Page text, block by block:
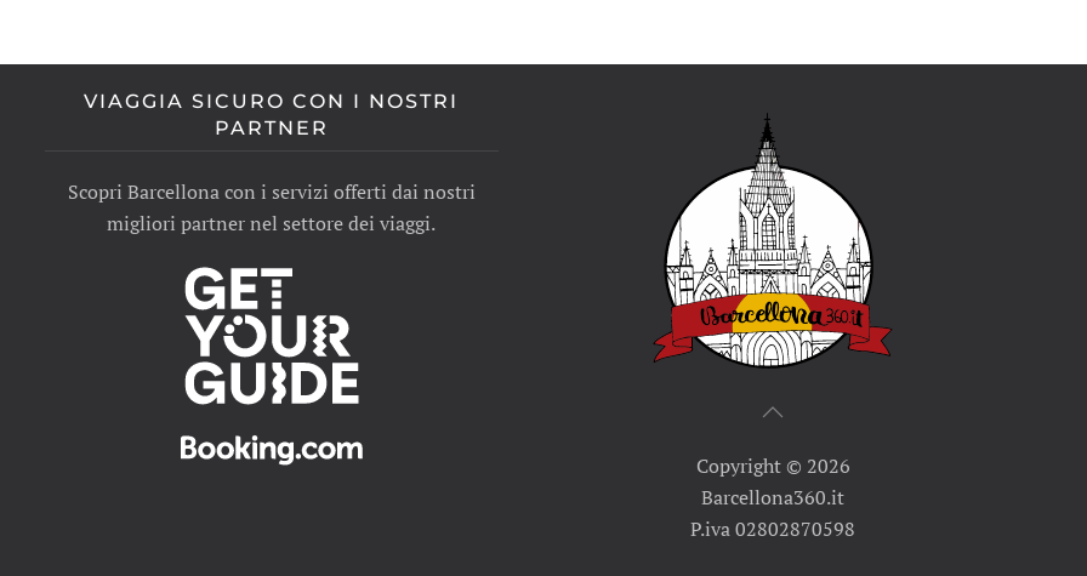
VIAGGIA SICURO CON I NOSTRI
PARTNER
Scopri Barcellona con i servizi offerti dai nostri
migliori partner nel settore dei viaggi.
Copyright © 2026
Barcellona360.it
P.iva 02802870598